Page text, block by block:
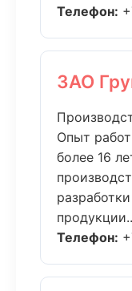
Телефон:
ЗАО
Опыт
более 16
Телефон: